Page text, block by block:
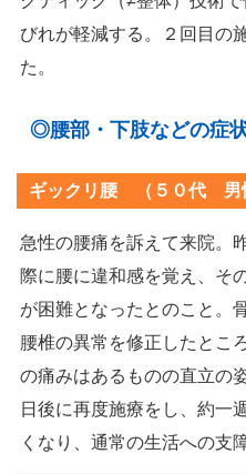
びれが軽減する。２回目の
た。
◎腰部・下肢などの症
ギックリ腰 （５０代 男
急性の腰痛を訴えて来院。
際に腰に違和感を覚え、そ
が困難となったとのこと。
腰椎の異常を修正したとこ
の痛みはあるものの直立の
日後に再度施療をし、約一
くなり、通常の生活への支